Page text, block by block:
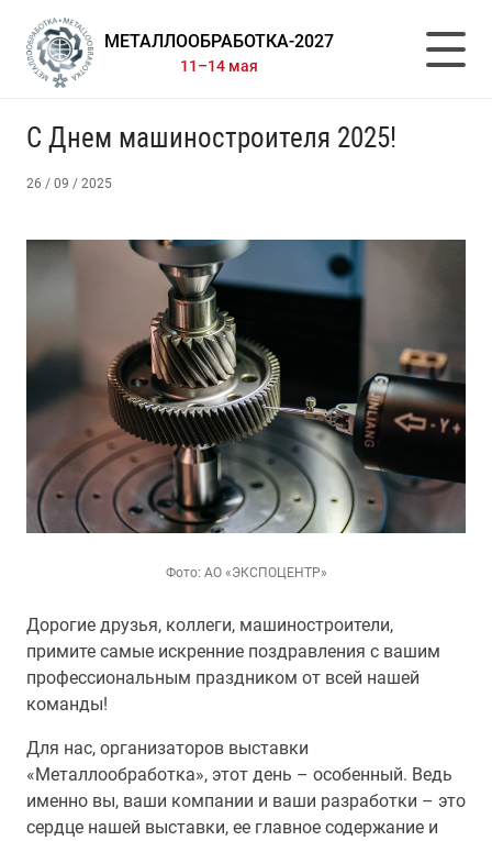
МЕТАЛЛООБРАБОТКА-2027
11–14 мая
С Днем машиностроителя 2025!
26 / 09 / 2025
Фото: АО «ЭКСПОЦЕНТР»
Дорогие друзья, коллеги, машиностроители,
примите самые искренние поздравления с вашим
профессиональным праздником от всей нашей
команды!
Для нас, организаторов выставки
«Металлообработка», этот день – особенный. Ведь
именно вы, ваши компании и ваши разработки – это
сердце нашей выставки, ее главное содержание и